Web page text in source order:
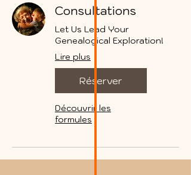
Consultations
Let Us Lead Your
Genealogical Exploration!
Lire plus
Réserver
Découvrir les
formules